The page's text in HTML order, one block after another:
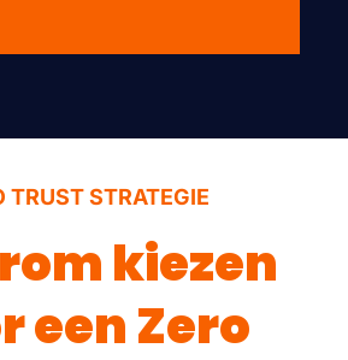
TRUST STRATEGIE
kiezen
een Zero